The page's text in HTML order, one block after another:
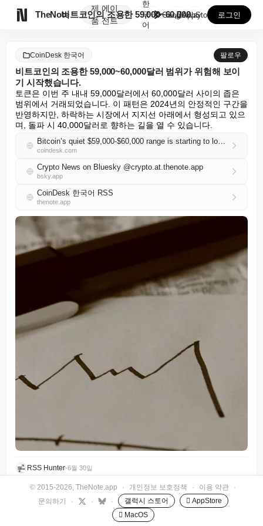
TheNote
제
품
에이
전트
비트코인의 조용한 59,000~60,000달러 범위가 ...
한
국
어
GooglePlay
AppStore 로그인
CoinDesk 한국어 팔로우
비트코인의 조용한 59,000~60,000달러 범위가 위험해 보이
기 시작했습니다.
토큰은 이번 주 내내 59,000달러에서 60,000달러 사이의 좁은
범위에서 거래되었습니다. 이 패턴은 2024년의 안정적인 구간을
반영하지만, 하락하는 시장에서 지지선 아래에서 형성되고 있으
며, 돌파 시 40,000달러로 향하는 길을 열 수 있습니다.
Bitcoin’s quiet $59,000-$60,000 range is starting to look dangerous
coindesk.com
Crypto News on Bluesky @crypto.at.thenote.app
bsky.app
CoinDesk 한국어 RSS
thenote.app
RSS Hunter•6월 30일
© 2015-2026, TheNote.app · 개인정보 보호정책 · 이용 약관
·
문의하기
· · · 갤럭시 스토어
 AppStore
 MacOS